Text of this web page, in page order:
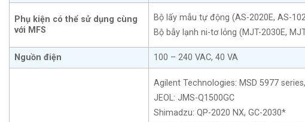
Phụ kiện có thể sử dụng cùng
với MFS
Bộ lấy mẫu tự động (AS-2020E, AS-
Bộ bẫy lạnh ni-tơ lỏng (MJT-2030E,
Nguồn điện 100 – 240 VAC, 40 VA
Agilent Technologies: MSD 5977
JEOL: JMS-Q1500GC
Shimadzu: QP-2020 NX, GC-2030*